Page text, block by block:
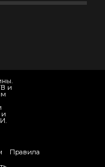
и
и
Правила